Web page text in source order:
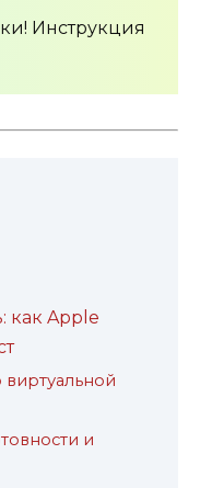
Инструкция
как Apple
и